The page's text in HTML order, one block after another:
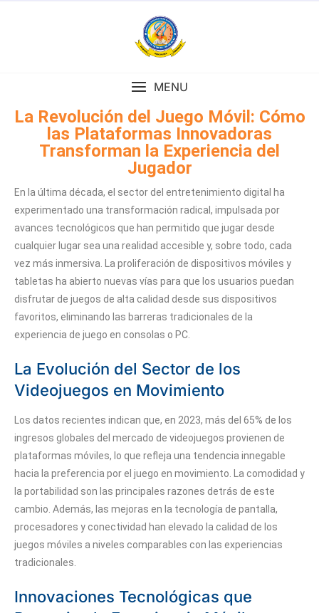
MENU
La Revolución del Juego Móvil: Cómo
las Plataformas Innovadoras
Transforman la Experiencia del
Jugador
En la última década, el sector del entretenimiento digital ha
experimentado una transformación radical, impulsada por
avances tecnológicos que han permitido que jugar desde
cualquier lugar sea una realidad accesible y, sobre todo, cada
vez más inmersiva. La proliferación de dispositivos móviles y
tabletas ha abierto nuevas vías para que los usuarios puedan
disfrutar de juegos de alta calidad desde sus dispositivos
favoritos, eliminando las barreras tradicionales de la
experiencia de juego en consolas o PC.
La Evolución del Sector de los
Videojuegos en Movimiento
Los datos recientes indican que, en 2023, más del 65% de los
ingresos globales del mercado de videojuegos provienen de
plataformas móviles, lo que refleja una tendencia innegable
hacia la preferencia por el juego en movimiento. La comodidad y
la portabilidad son las principales razones detrás de este
cambio. Además, las mejoras en la tecnología de pantalla,
procesadores y conectividad han elevado la calidad de los
juegos móviles a niveles comparables con las experiencias
tradicionales.
Innovaciones Tecnológicas que